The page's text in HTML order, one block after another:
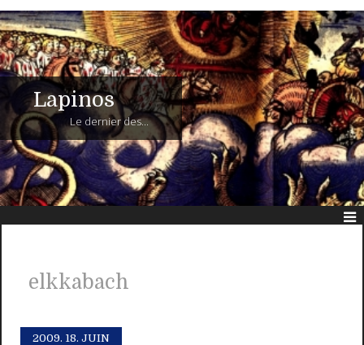
Lapinos
Le dernier des...
elkkabach
2009. 18. JUIN